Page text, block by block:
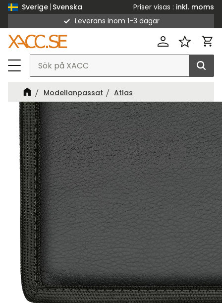
Sverige Svenska Priser visas
inkl. moms
Leverans inom 1-3 dagar
Modellanpassat Atlas